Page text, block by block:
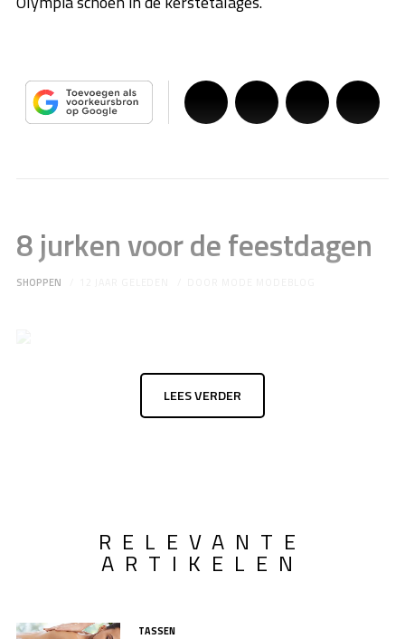
8 jurken voor de feestdagen
SHOPPEN
LEES VERDER
RELEVANTE
ARTIKELEN
TASSEN